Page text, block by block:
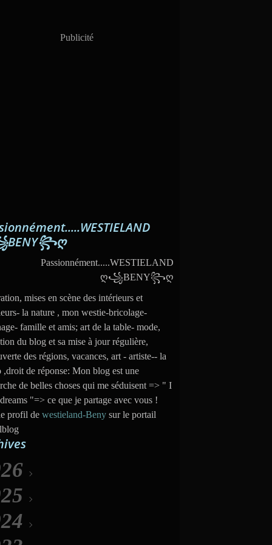
Publicité
mises en scène des intérieurs et
la nature , mon westie-bricolage-
famille et amis; art de la table- mode,
du blog et sa mise à jour régulière,
des régions, vacances, art - artiste-- la
,droit de réponse: Mon blog est une
de belles choses qui me séduisent => " I
"=> ce que je partage avec vous !
profil de westieland-Beny sur le portail